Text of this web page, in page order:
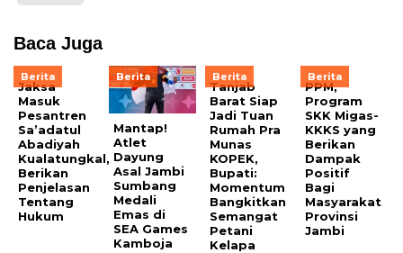
Baca Juga
Berita
Jaksa
Masuk
Pesantren
Sa’adatul
Abadiyah
Kualatungkal,
Berikan
Penjelasan
Tentang
Hukum
Berita
Mantap!
Atlet
Dayung
Asal Jambi
Sumbang
Medali
Emas di
SEA Games
Kamboja
Berita
Tanjab
Barat Siap
Jadi Tuan
Rumah Pra
Munas
KOPEK,
Bupati:
Momentum
Bangkitkan
Semangat
Petani
Kelapa
Berita
PPM,
Program
SKK Migas-
KKKS yang
Berikan
Dampak
Positif
Bagi
Masyarakat
Provinsi
Jambi